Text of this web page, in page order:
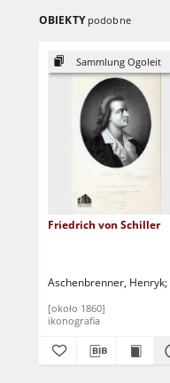
OBIEKTY podobne
Sammlung Ogoleit
Friedrich von Schiller
Aschenbrenner, Henryk
[około 1860]
ikonografia